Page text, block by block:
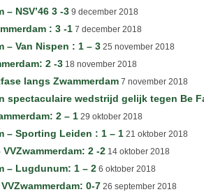
– NSV’46 3 -3 9 december 2018
: 3 -1 7 december 2018
– Van Nispen : 1 – 3 25 november 2018
2 -3 18 november 2018
langs Zwammerdam 7 november 2018
spectaculaire wedstrijd gelijk tegen Be
2 – 1 29 oktober 2018
– Sporting Leiden : 1 – 1 21 oktober 2018
2 -2 14 oktober 2018
– Lugdunum: 1 – 2 6 oktober 2018
0-7 26 september 2018